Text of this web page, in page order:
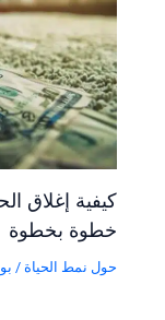
كيفية إغلاق
خطوة بخطوة
حول نمط الحياة /